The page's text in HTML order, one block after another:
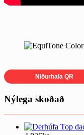
Niðurhala QR
Nýlega skoðað